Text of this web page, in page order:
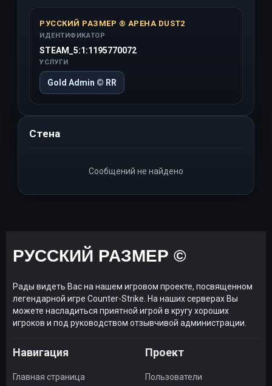
РУССКИЙ РАЗМЕР ® АРЕНА DUST2
ИДЕНТИФИКАТОР
STEAM_5:1:1195770072
УСЛУГИ
Gold Admin © RR
Стена
Сообщений не найдено
РУССКИЙ РАЗМЕР ©
Рады видеть Вас на нашем игровом проекте, посвященном
легендарной игре Counter-Strike. На наших серверах Вы
можете насладиться приятной игрой в кругу хороших
игроков и под руководством отзывчивой администрации.
Навигация
Главная страница
Проект
Пользователи